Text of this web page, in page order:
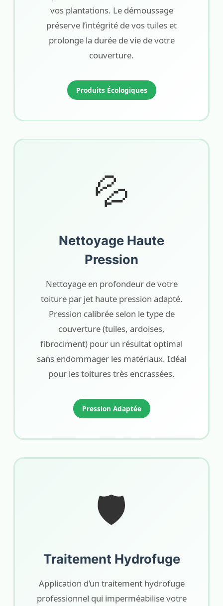
vos plantations. Le démoussage
préserve l’intégrité de vos tuiles et
prolonge la durée de vie de votre
couverture.
Produits Écologiques
💦
Nettoyage Haute
Pression
Nettoyage en profondeur de votre
toiture par jet haute pression adapté.
Pression calibrée selon le type de
couverture (tuiles, ardoises,
fibrociment) pour un résultat optimal
sans endommager les matériaux. Idéal
pour les toitures très encrassées.
Pression Adaptée
🛡️
Traitement Hydrofuge
Application d’un traitement hydrofuge
professionnel qui imperméabilise votre